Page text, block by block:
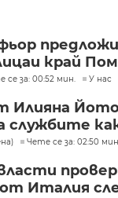
предложи
край
се за: 00:52 мин. У нас
Илияна
службите
Чете се за: 02:50 мин.
Италия